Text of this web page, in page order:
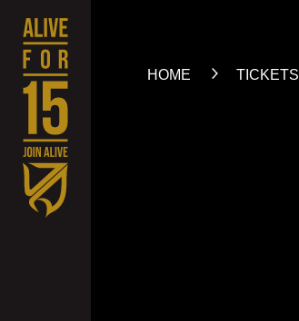
HOME TICKETS